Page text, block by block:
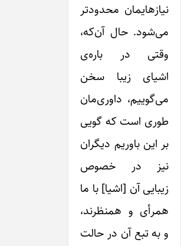
نیازهایمان محدودتر
می‌شود. حال آن‌که،
وقتی در باره‌ی
اشیای زیبا سخن
می‌گوییم، داوری‌مان
طوری است که گویی
بر این باوریم دیگران
نیز در خصوص
زیبایی آن [اشیا] با ما
همرأی و همنظرند،
و به تبع آن در حالت